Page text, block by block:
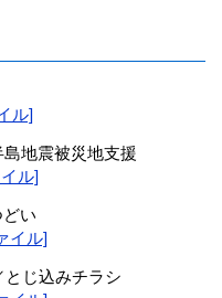
ル]
地震被災地支援
ル]
い
イル]
とじ込みチラシ